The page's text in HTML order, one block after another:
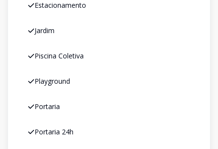
Estacionamento
Jardim
Piscina Coletiva
Playground
Portaria
Portaria 24h